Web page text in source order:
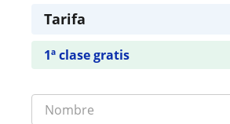
Tarifa
1ª clase gratis